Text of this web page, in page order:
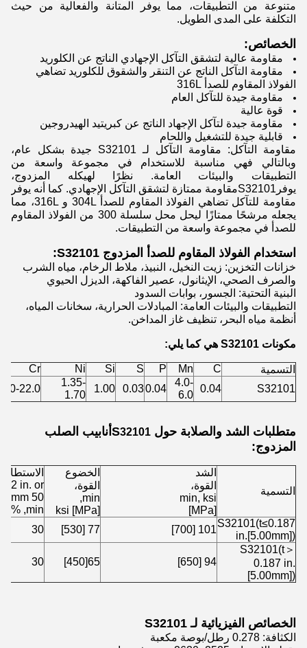
متنوعة من التطبيقات، مما يوفر المتانة والفعالية من حيث
التكلفة على المدى الطويل.
الخصائص:
مقاومة عالية لتشقق التآكل الإجهادي الناتج عن الكلوريد
مقاومة التآكل الناتج عن التنقر والشقوق للكلوريد تضاهي
الفولاذ المقاوم للصدأ 316L
مقاومة جيدة للتآكل العام
قوة عالية
مقاومة جيدة لتآكل الإجهاد الناتج عن كبريتيد الهيدروجين
قابلية جيدة للتشغيل واللحام
مقاومة التآكل: مقاومة التآكل لـ S3
2101 جيدة بشكل عام،
وبالتالي فهي مناسبة للاستخدام في مجموعة واسعة من
التطبيقات والبيئات العامة. نظرًا لهيكله المزدوج،
يوفر S32101مقاومة ممتازة لتشقق التآكل الإجهادي. كما أنه يوفر
مقاومة للتآكل تضاهي الفولاذ المقاوم للصدأ 304L و 316L، مما
يجعله مرشحًا ممتازًا ليحل محل سلسلة 300 من الفولاذ المقاوم
للصدأ في مجموعة واسعة من التطبيقات.
استخدام الفولاذ المقاوم للصدأ المزدوج S32101:
خزانات التخزين: زيت النخيل، النبيذ، ملاط الرخام، مياه الشرب
والصرف الصحي، الإيثانول، عصير الفاكهة، الديزل الحيوي
البنية التحتية: الجسور، بوابات السدود
التطبيقات والبيئات العامة: المبادلات الحرارية، سخانات المياه،
أنظمة مياه البحر، تنظيف غاز المداخن.
مكونات S32101 هي كما يلي:
التسمية C
Mn
P
S
Si
Ni
Cr
S32101
0.04
4.0-
6.0
0.04
0.03
1.00
1.35-
1.70
22.0
متطلبات الشد والصلابة حول S 32101
أنابيب الصلب
المزدوج:
التسمية
الشد
القوة،
min, ksi
[MPa]
الخضوع
القوة،
min,
ksi [MPa]
الاستطالة
in 2 in. or
50 mm,
min, %
S32101(t≤0.187
in.[5.00mm])
101 [700]
77 [530]
30
S32101(t＞
0.187 in.
[5.00mm])
94 [650]
65[450]
30
الخصائص الفيزيائية لـ S32101
الكثافة: 0.278 رطل/بوصة مكعبة